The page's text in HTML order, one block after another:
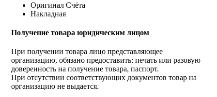
Оригинал Счёта
Накладная
Получение товара юридическим лицом
При получении товара лицо представляющее
организацию, обязано предоставить: печать или разовую
доверенность на получение товара, паспорт.
При отсутствии соответствующих документов товар на
организацию не выдается.